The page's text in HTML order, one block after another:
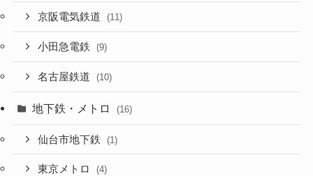
京阪電気鉄道 (11)
小田急電鉄 (9)
名古屋鉄道 (10)
地下鉄・メトロ (16)
仙台市地下鉄 (1)
東京メトロ (4)